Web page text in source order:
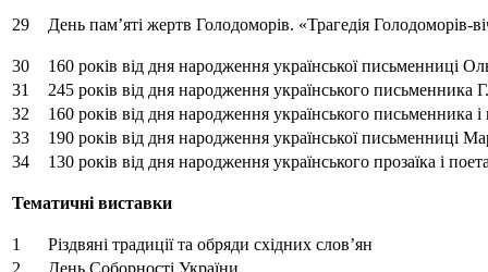
29 День пам’яті жертв Голодоморів. «Трагедія Голодоморів-
30
160 років від дня народження української письменниці
31
245 років від дня народження українського письменника
32
160 років від дня народження українського письменника
33
190 років від дня народження української письменниці
34
130 років від дня народження українського прозаїка і
Тематичні виставки
1
Різдвяні традиції та обряди східних слов’ян
2
День Соборності України